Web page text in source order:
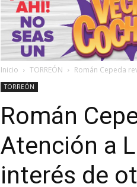
Inicio TORREÓN Román Cepeda
TORREÓN
Román
Atención a
interés de